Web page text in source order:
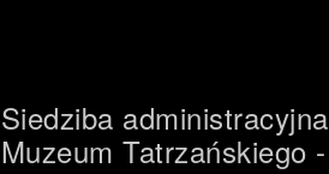
Siedziba administracyjna
Muzeum Tatrzańskiego -